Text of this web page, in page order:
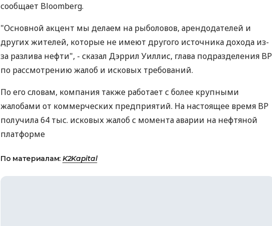
сообщает Bloomberg.
"Основной акцент мы делаем на рыболовов, арендодателей и
других жителей, которые не имеют другого источника дохода из-
за разлива нефти", - сказал Дэррил Уиллис, глава подразделения BP
по рассмотрению жалоб и исковых требований.
По его словам, компания также работает с более крупными
жалобами от коммерческих предприятий. На настоящее время BP
получила 64 тыс. исковых жалоб с момента аварии на нефтяной
платформе
По материалам: K2Kapital